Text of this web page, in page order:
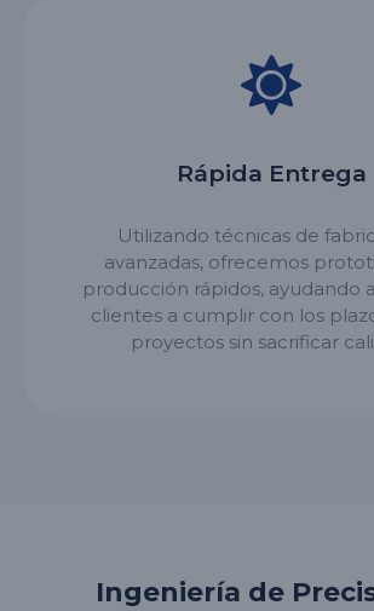
Rápida Entrega
Utilizando técnicas de
avanzadas, ofrecemos
producción rápidos, ayudando
clientes a cumplir con los
proyectos sin sacrificar
Ingeniería de